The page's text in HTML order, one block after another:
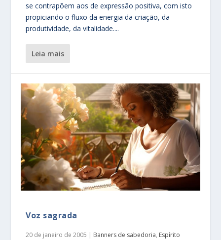
se contrapõem aos de expressão positiva, com isto
propiciando o fluxo da energia da criação, da
produtividade, da vitalidade....
leia mais
Voz sagrada
20 de janeiro de 2005 | Banners de sabedoria, Espírito